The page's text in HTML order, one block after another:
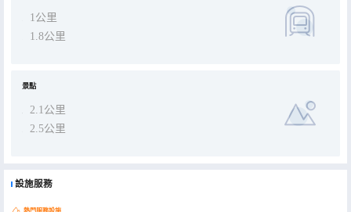
1公里
1.8公里
景點
2.1公里
2.5公里
設施服務